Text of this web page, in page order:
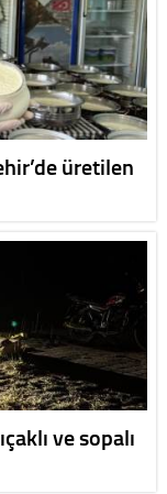
üretilen
ve sopalı